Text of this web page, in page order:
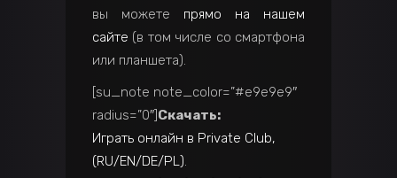
вы можете прямо на нашем
сайте (в том числе со смартфона
или планшета).
[su_note note_color=”#e9e9e9″
radius=”0″]Скачать:
Играть онлайн в Private Club,
(RU/EN/DE/PL).